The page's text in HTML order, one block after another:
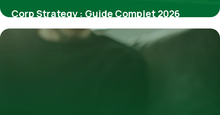
Corp Strategy : Guide Complet 2026
7 juillet 2026